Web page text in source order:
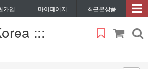
가입 마이페이지 최근본상품
:::